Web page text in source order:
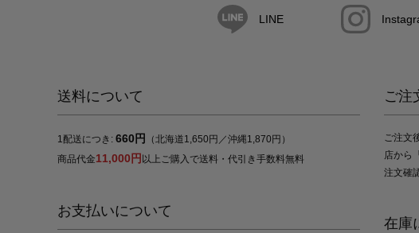
LINE
送料について
1配送につき: 660円
（北海道1,650円／沖縄1,870円）
商品代金11,000円 以上ご購入で送料・代引き手数料無料
お支払いについて
ご注
ご注文
店から
注文確
在庫